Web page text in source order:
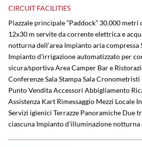
CIRCUIT FACILITIES
Piazzale principale “Paddock” 30.000 metri
12x30 m servite da corrente elettrica e
notturna dell’area Impianto aria compressa
Impianto d’irrigazione automatizzato per
sicura/sportiva Area Camper Bar e
Conferenze Sala Stampa Sala
Punto Vendita Accessori Abbigliamento
Assistenza Kart Rimessaggio Mezzi Locale
Servizi igienici Terrazze Panoramiche Due
ciascuna Impianto d’illuminazione